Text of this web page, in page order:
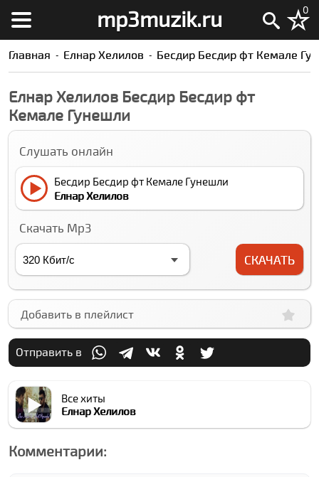
mp3muzik.ru 0
Главная Елнар Xелилов Бесдир Бесдир фт Кемале
Елнар Xелилов Бесдир Бесдир фт
Кемале Гунешли
Слушать онлайн
Бесдир Бесдир фт Кемале Гунешли
Елнар Xелилов
Скачать Mp3
СКАЧАТЬ
Добавить в плейлист
Отправить в
Все хиты
Елнар Xелилов
Комментарии: